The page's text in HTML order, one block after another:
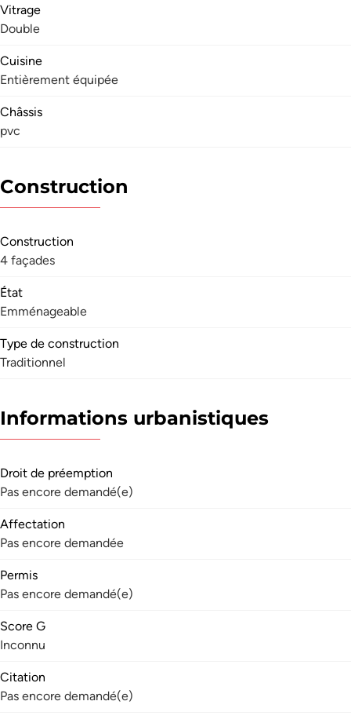
Vitrage
Double
Cuisine
Entièrement équipée
Châssis
pvc
Construction
Construction
4 façades
État
Emménageable
Type de construction
Traditionnel
Informations urbanistiques
Droit de préemption
Pas encore demandé(e)
Affectation
Pas encore demandée
Permis
Pas encore demandé(e)
Score G
Inconnu
Citation
Pas encore demandé(e)